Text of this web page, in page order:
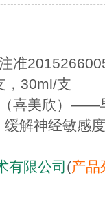
注准
，30ml/支
（喜美欣）
解神经敏感
有限公司 (产品